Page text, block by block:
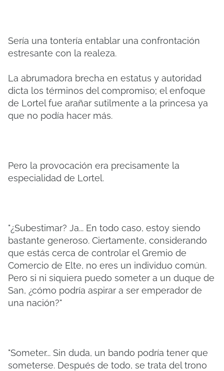
Sería una tontería entablar una confrontación
estresante con la realeza.
La abrumadora brecha en estatus y autoridad
dicta los términos del compromiso; el enfoque
de Lortel fue arañar sutilmente a la princesa ya
que no podía hacer más.
Pero la provocación era precisamente la
especialidad de Lortel.
"¿Subestimar? Ja... En todo caso, estoy siendo
bastante generoso. Ciertamente, considerando
que estás cerca de controlar el Gremio de
Comercio de Elte, no eres un individuo común.
Pero si ni siquiera puedo someter a un duque de
San, ¿cómo podría aspirar a ser emperador de
una nación?"
"Someter... Sin duda, un bando podría tener que
someterse. Después de todo, se trata del trono